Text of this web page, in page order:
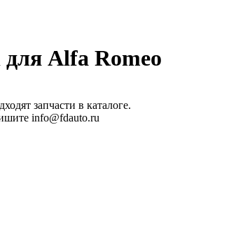
для Alfa Romeo
запчасти в каталоге.
info@fdauto.ru